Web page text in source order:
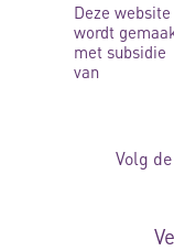
Deze website
wordt
met subsidie
van
Volg